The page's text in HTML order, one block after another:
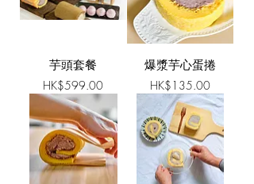
芋頭套餐
價格
HK$599.00
爆漿芋心蛋捲
價格
HK$135.00